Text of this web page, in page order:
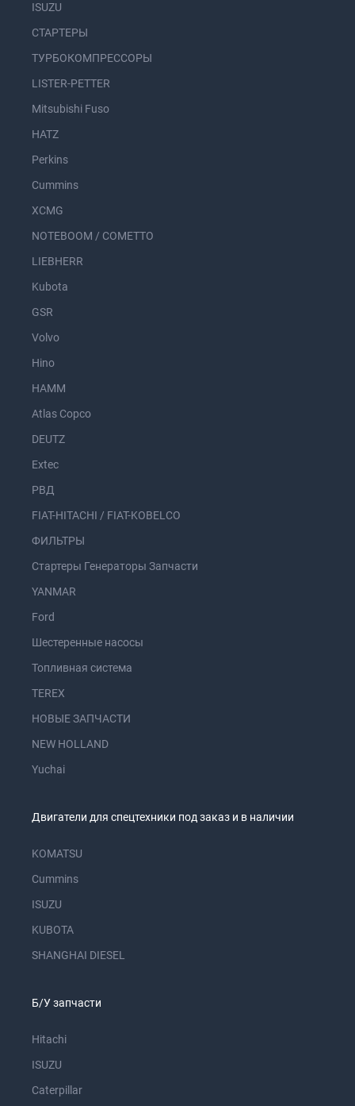
ISUZU
СТАРТЕРЫ
ТУРБОКОМПРЕССОРЫ
LISTER-PETTER
Mitsubishi Fuso
HATZ
Perkins
Cummins
XCMG
NOTEBOOM / COMETTO
LIEBHERR
Kubota
GSR
Volvo
Hino
HAMM
Atlas Copco
DEUTZ
Extec
РВД
FIAT-HITACHI / FIAT-KOBELCO
ФИЛЬТРЫ
Стартеры Генераторы Запчасти
YANMAR
Ford
Шестеренные насосы
Топливная система
TEREX
НОВЫЕ ЗАПЧАСТИ
NEW HOLLAND
Yuchai
Двигатели для спецтехники под заказ и в наличии
KOMATSU
Cummins
ISUZU
KUBOTA
SHANGHAI DIESEL
Б/У запчасти
Hitachi
ISUZU
Caterpillar